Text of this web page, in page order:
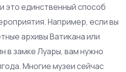
это единственный способ
Например, если вы
архивы Ватикана или
в замке Луары, вам нужно
Многие музеи сейчас